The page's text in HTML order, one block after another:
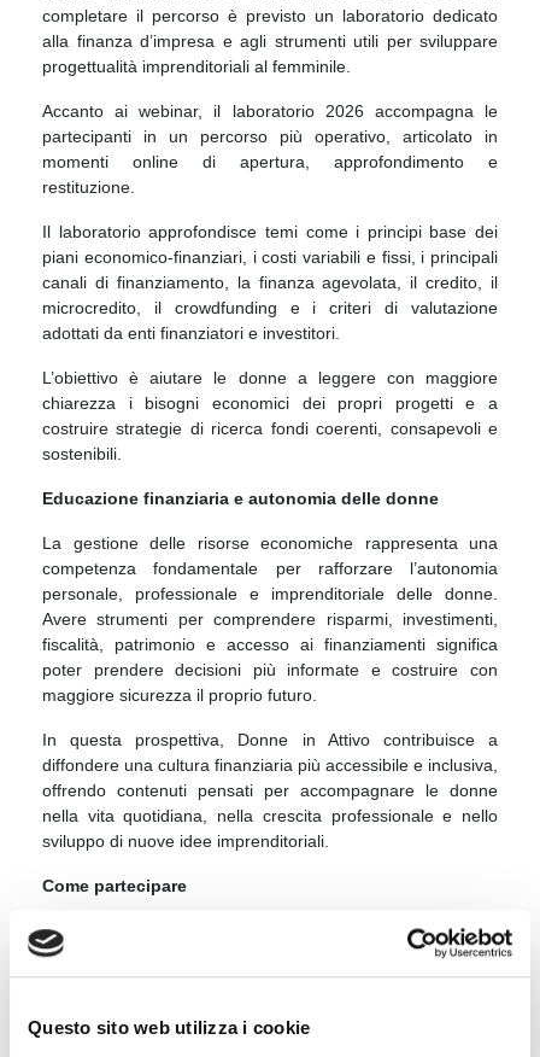
Questo sito web utilizza i cookie
completare il percorso è previsto un laboratorio dedicato
alla finanza d’impresa e agli strumenti utili per sviluppare
progettualità imprenditoriali al femminile.
Accanto ai webinar, il laboratorio 2026 accompagna le
partecipanti in un percorso più operativo, articolato in
momenti online di apertura, approfondimento e
restituzione.
Il laboratorio approfondisce temi come i principi base dei
piani economico-finanziari, i costi variabili e fissi, i principali
canali di finanziamento, la finanza agevolata, il credito, il
microcredito, il crowdfunding e i criteri di valutazione
adottati da enti finanziatori e investitori.
L’obiettivo è aiutare le donne a leggere con maggiore
chiarezza i bisogni economici dei propri progetti e a
costruire strategie di ricerca fondi coerenti, consapevoli e
sostenibili.
Educazione finanziaria e autonomia delle donne
La gestione delle risorse economiche rappresenta una
competenza fondamentale per rafforzare l’autonomia
personale, professionale e imprenditoriale delle donne.
Avere strumenti per comprendere risparmi, investimenti,
fiscalità, patrimonio e accesso ai finanziamenti significa
poter prendere decisioni più informate e costruire con
maggiore sicurezza il proprio futuro.
In questa prospettiva, Donne in Attivo contribuisce a
diffondere una cultura finanziaria più accessibile e inclusiva,
offrendo contenuti pensati per accompagnare le donne
nella vita quotidiana, nella crescita professionale e nello
sviluppo di nuove idee imprenditoriali.
Come partecipare
La partecipazione a Donne in Attivo è gratuita e si svolge
online. Sul sito ufficiale del progetto sono disponibili il
calendario degli incontri, le modalità di iscrizione, i materiali